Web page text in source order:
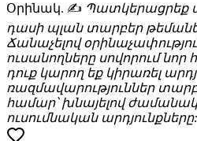
Օրինակ. ✍️ Պատկերացրեք
դասի պլան տարբեր
Ճանաչելով
ուսանողները սովորում նոր
դուք կարող եք կիրառել
ռազմավարություններ
համար՝ խնայելով ժամանակ
ուսումնական արդյունքները: